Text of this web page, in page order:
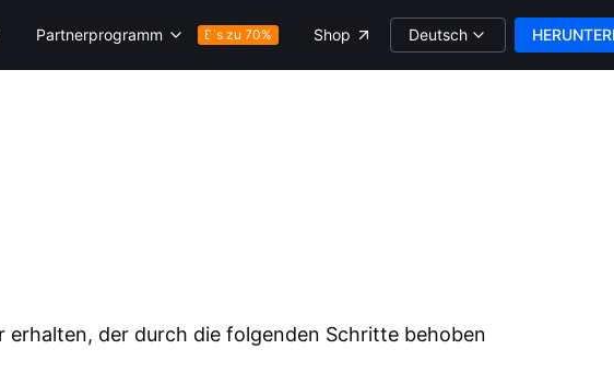
Partnerprogramm Bis zu 70% Shop Deutsch
erhalten, der durch die folgenden Schritte behoben